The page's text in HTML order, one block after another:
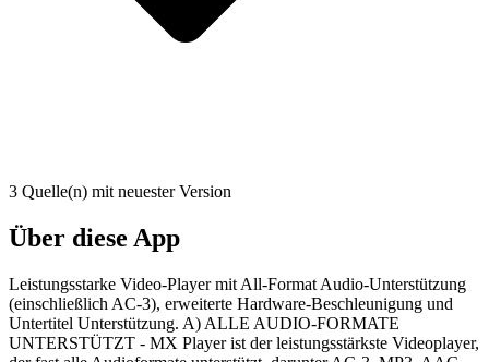
3 Quelle(n) mit neuester Version
Über diese App
Leistungsstarke Video-Player mit All-Format Audio-Unterstützung
(einschließlich AC-3), erweiterte Hardware-Beschleunigung und
Untertitel Unterstützung. A) ALLE AUDIO-FORMATE
UNTERSTÜTZT - MX Player ist der leistungsstärkste Videoplayer,